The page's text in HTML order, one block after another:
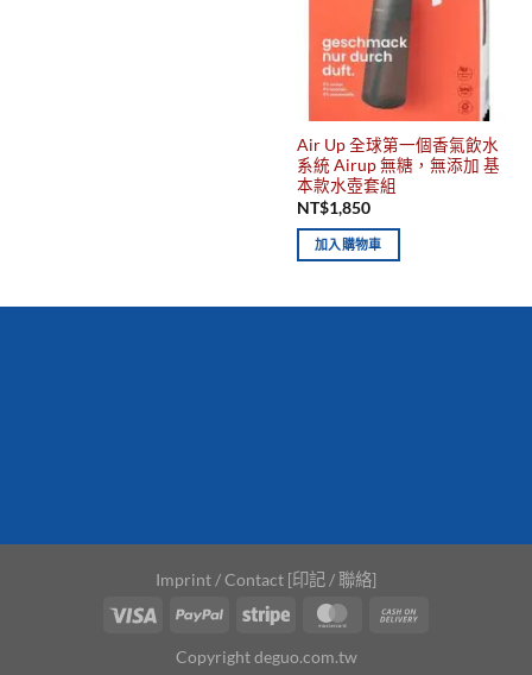
Air Up 全球第一個香氣飲水
系統 Airup 無糖，無添加 基
本款水壺套組
NT$1,850
加入購物車
Imprint / Contact [印記 / 聯絡]
Copyright deguo.com.tw